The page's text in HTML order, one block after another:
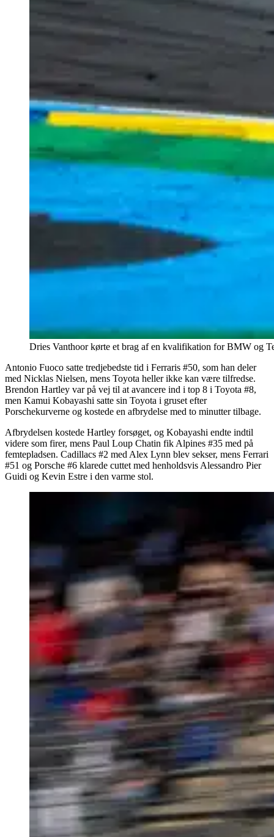
Dries Vanthoor kørte et brag af en kvalifikation for BMW og
Antonio Fuoco satte tredjebedste tid i Ferraris #50, som han deler
med Nicklas Nielsen, mens Toyota heller ikke kan være tilfredse.
Brendon Hartley var på vej til at avancere ind i top 8 i Toyota #8,
men Kamui Kobayashi satte sin Toyota i gruset efter
Porschekurverne og kostede en afbrydelse med to minutter tilbage.
Afbrydelsen kostede Hartley forsøget, og Kobayashi endte indtil
videre som firer, mens Paul Loup Chatin fik Alpines #35 med på
femtepladsen. Cadillacs #2 med Alex Lynn blev sekser, mens Ferrari
#51 og Porsche #6 klarede cuttet med henholdsvis Alessandro Pier
Guidi og Kevin Estre i den varme stol.